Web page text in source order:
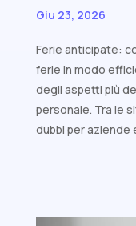
Giu 23, 2026
Ferie anticipate:
ferie in modo
degli aspetti più
personale. Tra le
dubbi per aziende